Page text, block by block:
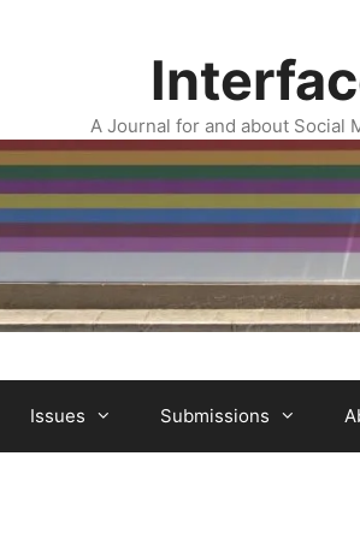
A Journal for and about Social
Issues Submissions